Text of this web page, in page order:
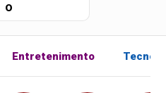
0
Entretenimento